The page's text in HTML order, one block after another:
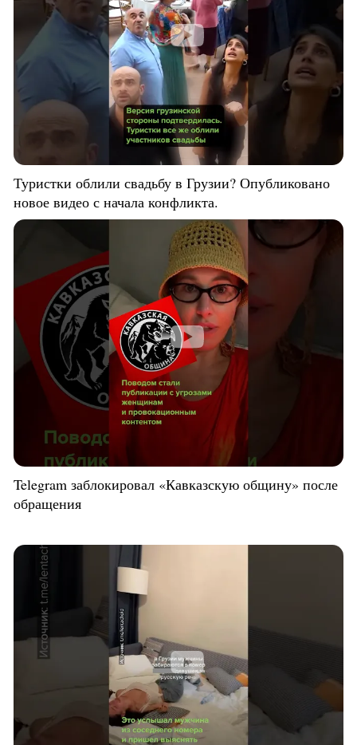
Туристки облили свадьбу в Грузии? Опубликовано
новое видео с начала конфликта.
Telegram заблокировал «Кавказскую общину» после
обращения